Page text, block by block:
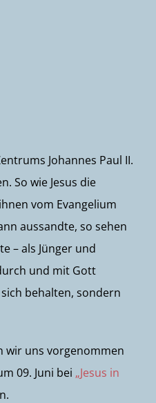
Johannes Paul II.
So wie Jesus die
vom Evangelium
aussandte, so sehen
– als Jünger und
und mit Gott
behalten, sondern
wir uns vorgenommen
09. Juni bei „Jesus in